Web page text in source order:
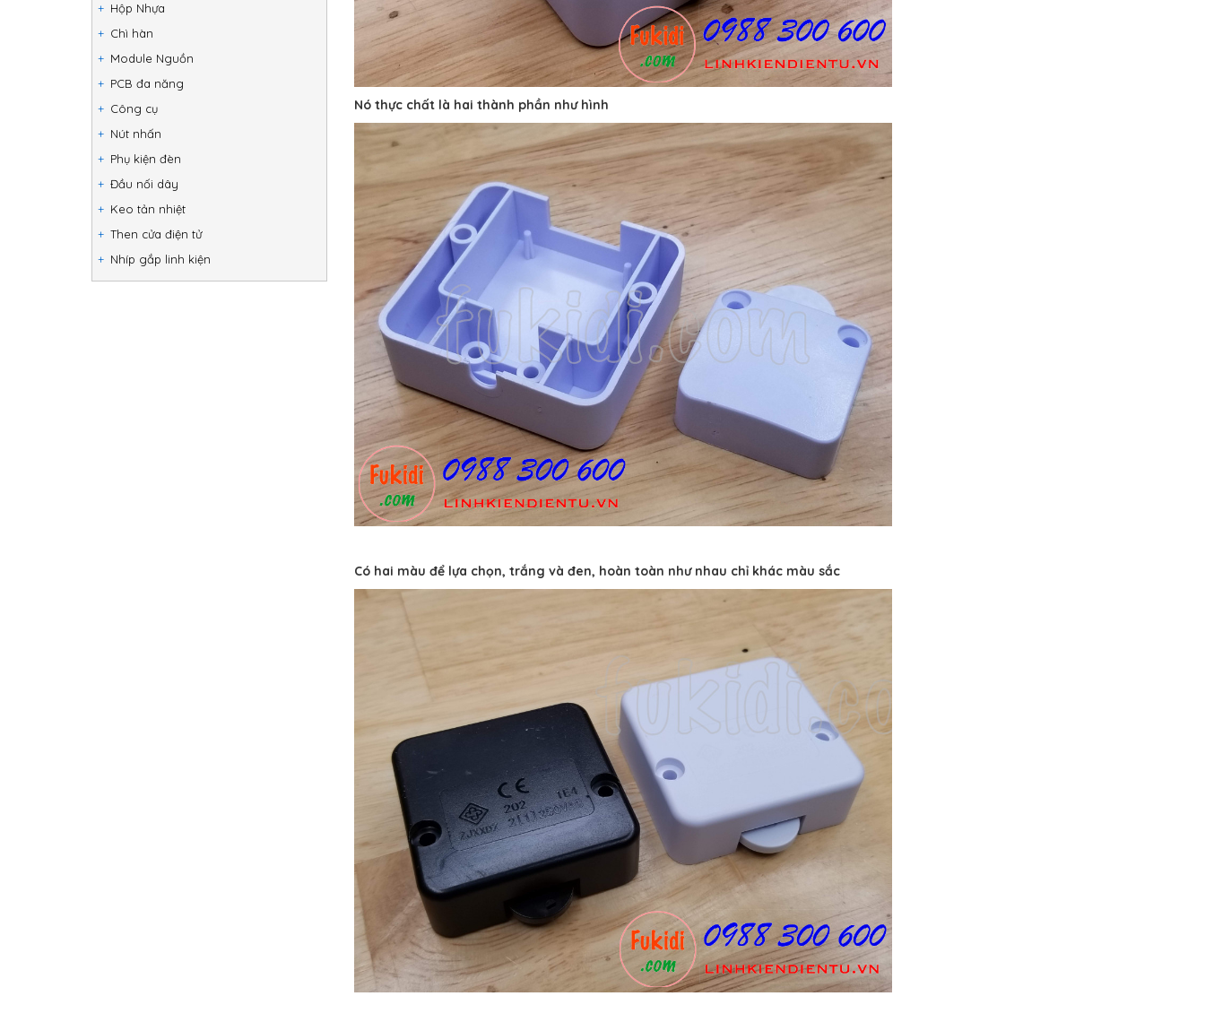
Hộp Nhựa
Chì hàn
Module Nguồn
PCB đa năng
Công cụ
Nút nhấn
Phụ kiện đèn
Đầu nối dây
Keo tản nhiệt
Then cửa điện tử
Nhíp gắp linh kiện
Nó thực chất là hai thành phần như hình
Có hai màu để lựa chọn, trắng và đen, hoàn toàn như nhau chỉ khác màu sắc